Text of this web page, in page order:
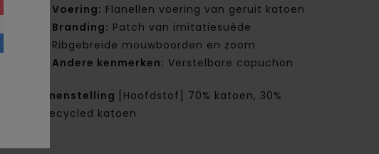
Voering: Flanellen voering van geruit katoen
Branding: Patch van imitatiesuède
Ribgebreide mouwboorden en zoom
Andere kenmerken: Verstelbare capuchon
Samenstelling
[Hoofdstof] 70% katoen, 30%
gerecycled katoen